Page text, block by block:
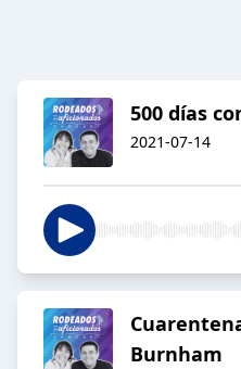
500 días
2021-07-14
Burnham